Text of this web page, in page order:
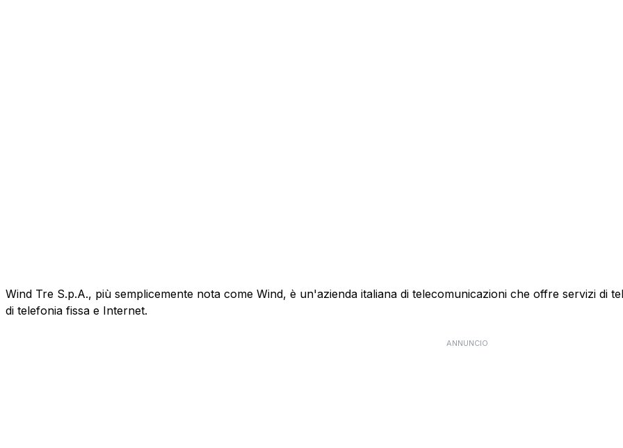
Wind Tre S.p.A., più semplicemente nota come Wind, è un'azienda italiana di telecomunicazioni che offre servizi di
di telefonia fissa e Internet.
ANNUNCIO